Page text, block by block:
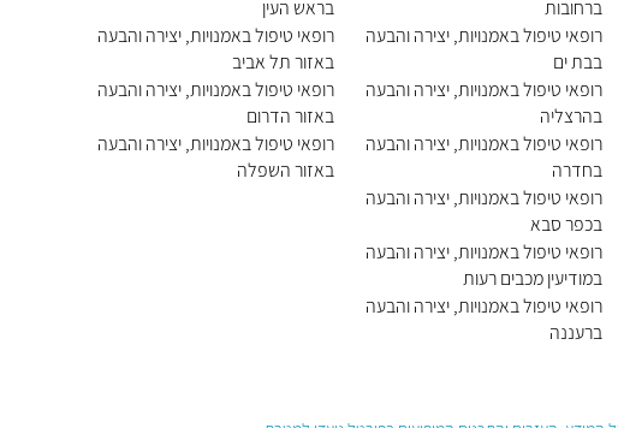
ברחובות
רופאי טיפול באמנויות, יצירה והבעה
בבת ים
רופאי טיפול באמנויות, יצירה והבעה
בהרצליה
רופאי טיפול באמנויות, יצירה והבעה
בחדרה
רופאי טיפול באמנויות, יצירה והבעה
בכפר סבא
רופאי טיפול באמנויות, יצירה והבעה
במודיעין מכבים רעות
רופאי טיפול באמנויות, יצירה והבעה
ברעננה
בראש העין
רופאי טיפול באמנויות, יצירה והבעה
באזור תל אביב
רופאי טיפול באמנויות, יצירה והבעה
באזור הדרום
רופאי טיפול באמנויות, יצירה והבעה
באזור השפלה